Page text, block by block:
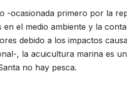
-ocasionada primero por la
el medio ambiente y la
debido a los impactos
, la acuicultura marina es
no hay pesca.